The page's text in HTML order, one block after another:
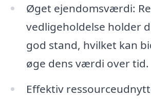
Øget ejendomsværdi:
vedligeholdelse holder
god stand, hvilket kan
øge dens værdi over tid.
Effektiv